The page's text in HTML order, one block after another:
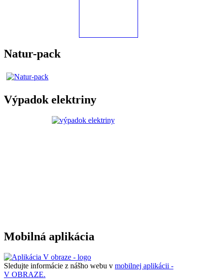
Natur-pack
Výpadok elektriny
Mobilná aplikácia
Sledujte informácie z nášho webu v mobilnej aplikácii -
V OBRAZE.